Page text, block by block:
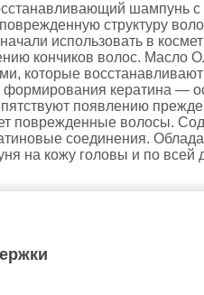
шампунь
структуру
использовать в
кончиков волос.
которые
кератина —
появлению
поврежденные волосы.
соединения.
на кожу головы и по